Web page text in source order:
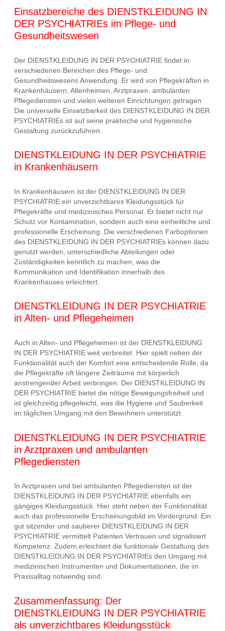
Einsatzbereiche des DIENSTKLEIDUNG IN
DER PSYCHIATRIEs im Pflege- und
Gesundheitswesen
Der DIENSTKLEIDUNG IN DER PSYCHIATRIE findet in
verschiedenen Bereichen des Pflege- und
Gesundheitswesens Anwendung. Er wird von Pflegekräften in
Krankenhäusern, Altenheimen, Arztpraxen, ambulanten
Pflegediensten und vielen weiteren Einrichtungen getragen.
Die universelle Einsetzbarkeit des DIENSTKLEIDUNG IN DER
PSYCHIATRIEs ist auf seine praktische und hygienische
Gestaltung zurückzuführen.
DIENSTKLEIDUNG IN DER PSYCHIATRIE
in Krankenhäusern
In Krankenhäusern ist der DIENSTKLEIDUNG IN DER
PSYCHIATRIE ein unverzichtbares Kleidungsstück für
Pflegekräfte und medizinisches Personal. Er bietet nicht nur
Schutz vor Kontamination, sondern auch eine einheitliche und
professionelle Erscheinung. Die verschiedenen Farboptionen
des DIENSTKLEIDUNG IN DER PSYCHIATRIEs können dazu
genutzt werden, unterschiedliche Abteilungen oder
Zuständigkeiten kenntlich zu machen, was die
Kommunikation und Identifikation innerhalb des
Krankenhauses erleichtert.
DIENSTKLEIDUNG IN DER PSYCHIATRIE
in Alten- und Pflegeheimen
Auch in Alten- und Pflegeheimen ist der DIENSTKLEIDUNG
IN DER PSYCHIATRIE weit verbreitet. Hier spielt neben der
Funktionalität auch der Komfort eine entscheidende Rolle, da
die Pflegekräfte oft längere Zeiträume mit körperlich
anstrengender Arbeit verbringen. Der DIENSTKLEIDUNG IN
DER PSYCHIATRIE bietet die nötige Bewegungsfreiheit und
ist gleichzeitig pflegeleicht, was die Hygiene und Sauberkeit
im täglichen Umgang mit den Bewohnern unterstützt.
DIENSTKLEIDUNG IN DER PSYCHIATRIE
in Arztpraxen und ambulanten
Pflegediensten
In Arztpraxen und bei ambulanten Pflegediensten ist der
DIENSTKLEIDUNG IN DER PSYCHIATRIE ebenfalls ein
gängiges Kleidungsstück. Hier steht neben der Funktionalität
auch das professionelle Erscheinungsbild im Vordergrund. Ein
gut sitzender und sauberer DIENSTKLEIDUNG IN DER
PSYCHIATRIE vermittelt Patienten Vertrauen und signalisiert
Kompetenz. Zudem erleichtert die funktionale Gestaltung des
DIENSTKLEIDUNG IN DER PSYCHIATRIEs den Umgang mit
medizinischen Instrumenten und Dokumentationen, die im
Praxisalltag notwendig sind.
Zusammenfassung: Der
DIENSTKLEIDUNG IN DER PSYCHIATRIE
als unverzichtbares Kleidungsstück